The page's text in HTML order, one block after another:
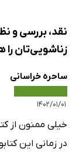
نقد، بررسی و
زناشویی‌تان را
ساحره خراسانی
۱۴۰۲/۰۱/۰۱
خیلی ممنون از
در زمانی این